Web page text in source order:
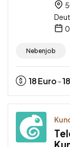
Nebenjob
18Euro -18